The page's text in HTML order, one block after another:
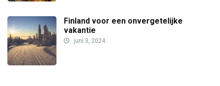
Finland voor een onvergetelijke
vakantie
juni 3, 2024